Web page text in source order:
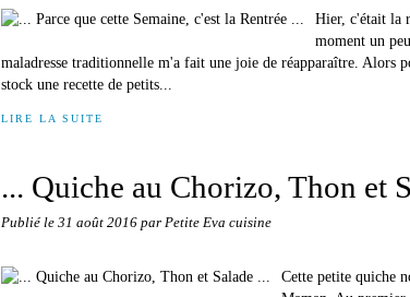
Hier, c'était la
moment un
maladresse traditionnelle m'a fait une joie de réapparaître. Alors
stock une recette de petits...
LIRE LA SUITE
... Quiche au Chorizo, Thon et
Publié le 31 août 2016 par Petite Eva cuisine
Cette petite quiche